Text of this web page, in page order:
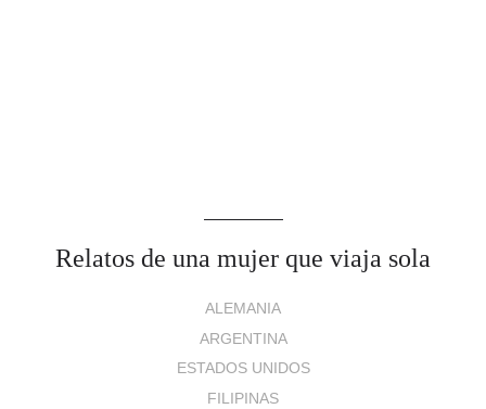
Relatos de una mujer que viaja sola
ALEMANIA
ARGENTINA
ESTADOS UNIDOS
FILIPINAS